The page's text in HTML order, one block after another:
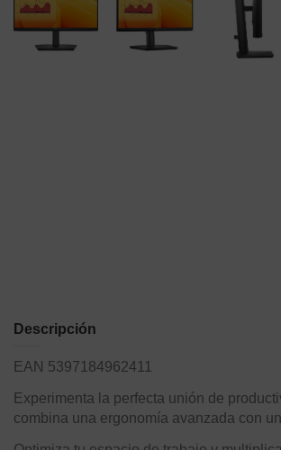
Descripción
EAN 5397184962411
Experimenta la perfecta unión de
combina una ergonomía avanzada con